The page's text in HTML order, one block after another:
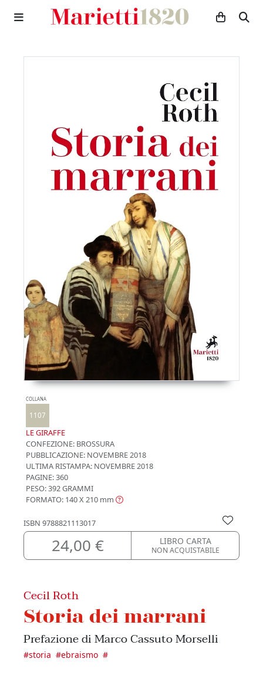
COLLANA
1107
LE GIRAFFE
CONFEZIONE: BROSSURA
PUBBLICAZIONE: NOVEMBRE 2018
ULTIMA RISTAMPA: NOVEMBRE 2018
PAGINE: 360
PESO: 392 GRAMMI
FORMATO: 140 X 210 mm
ISBN 9788821113017
24,00 € LIBRO CARTA
NON ACQUISTABILE
Cecil Roth
Storia dei marrani
Prefazione di Marco Cassuto Morselli
#storia #ebraismo #